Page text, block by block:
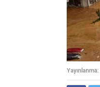
Yayınlanma: